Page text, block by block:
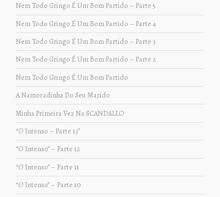
Nem Todo Gringo É Um Bom Partido – Parte 5
Nem Todo Gringo É Um Bom Partido – Parte 4
Nem Todo Gringo É Um Bom Partido – Parte 3
Nem Todo Gringo É Um Bom Partido – Parte 2
Nem Todo Gringo É Um Bom Partido
A Namoradinha Do Seu Marido
Minha Primeira Vez Na SCANDALLO
“O Intenso – Parte 13”
“O Intenso” – Parte 12
“O Intenso” – Parte 11
“O Intenso” – Parte 10